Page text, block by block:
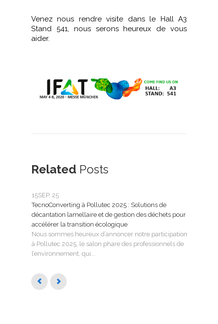
Venez nous rendre visite dans le Hall A3
Stand 541, nous serons heureux de vous
aider.
Related Posts
15SEP, 25
TecnoConverting à Pollutec 2025 : Solutions de
décantation lamellaire et de gestion des déchets pour
accélérer la transition écologique
Nous sommes heureux d’annoncer notre participation
à Pollutec 2025, le salon phare des professionnels de
l’environnement, qui...